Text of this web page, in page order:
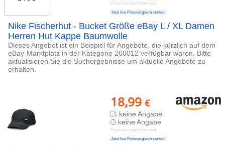
Preis kann jetzt höher sein
Jetzt live Preisvergleich starten!
Nike Fischerhut - Bucket Größe eBay L / XL Damen
Herren Hut Kappe Baumwolle
Dieses Angebot ist ein Beispiel für Angebote, die kürzlich auf dem
eBay-Marktplatz in der Kategorie 260012 verfügbar waren. Bitte
aktualisieren Sie die Suchergebnisse um aktuelle Angebote zu
erhalten.
18,99 €
keine Angabe
keine Angabe
Preis kann jetzt höher sein
Jetzt live Preisvergleich starten!